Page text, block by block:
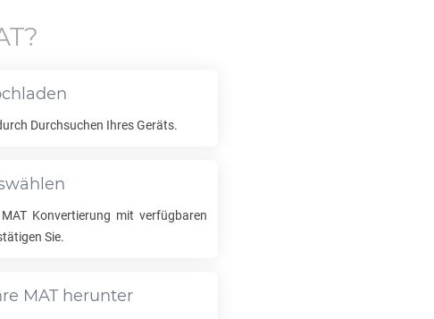
?
Durchsuchen Ihres Geräts.
MAT Konvertierung mit verfügbaren
Sie.
MATherunter